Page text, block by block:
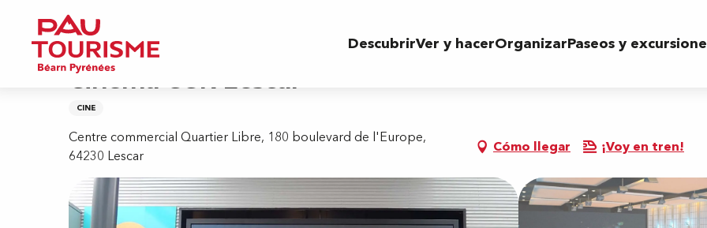
contenu
principal
DescubrirVer y hacerOrganizarPaseos y
Inicio
Cinéma CGR Lescar
CINE
Centre commercial Quartier Libre, 180 boulevard de l'Europe,
64230 Lescar
Cómo llegar ¡Voy en tren!